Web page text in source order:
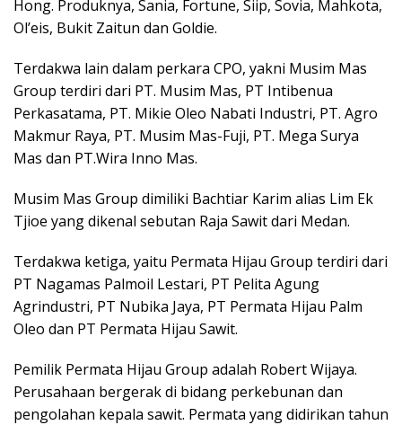
Hong. Produknya, Sania, Fortune, Siip, Sovia, Mahkota,
Ol’eis, Bukit Zaitun dan Goldie.
Terdakwa lain dalam perkara CPO, yakni Musim Mas
Group terdiri dari PT. Musim Mas, PT Intibenua
Perkasatama, PT. Mikie Oleo Nabati Industri, PT. Agro
Makmur Raya, PT. Musim Mas-Fuji, PT. Mega Surya
Mas dan PT.Wira Inno Mas.
Musim Mas Group dimiliki Bachtiar Karim alias Lim Ek
Tjioe yang dikenal sebutan Raja Sawit dari Medan.
Terdakwa ketiga, yaitu Permata Hijau Group terdiri dari
PT Nagamas Palmoil Lestari, PT Pelita Agung
Agrindustri, PT Nubika Jaya, PT Permata Hijau Palm
Oleo dan PT Permata Hijau Sawit.
Pemilik Permata Hijau Group adalah Robert Wijaya.
Perusahaan bergerak di bidang perkebunan dan
pengolahan kepala sawit. Permata yang didirikan tahun